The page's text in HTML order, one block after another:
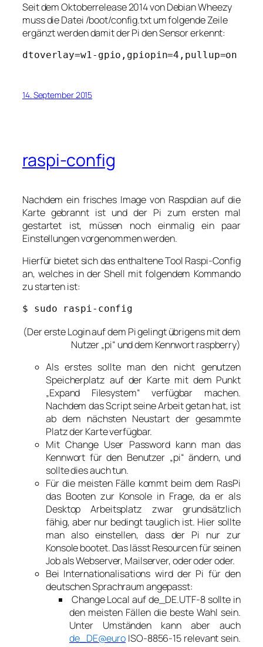
Seit dem Oktoberrelease 2014 von Debian Wheezy
muss die Datei /boot/config.txt um folgende Zeile
ergänzt werden damit der Pi den Sensor erkennt:
dtoverlay=w1-gpio,gpiopin=4,pullup=on
14. September 2015
raspi-config
Nachdem ein frisches Image von Raspdian auf die
Karte gebrannt ist und der Pi zum ersten mal
gestartet ist, müssen noch einmalig ein paar
Einstellungen vorgenommen werden.
Hierfür bietet sich das enthaltene Tool Raspi-Config
an, welches in der Shell mit folgendem Kommando
zu starten ist:
$ sudo raspi-config
(Der erste Login auf dem Pi gelingt übrigens mit dem
Nutzer „pi“ und dem Kennwort raspberry)
Als erstes sollte man den nicht genutzen
Speicherplatz auf der Karte mit dem Punkt
„Expand Filesystem“ verfügbar machen.
Nachdem das Script seine Arbeit getan hat, ist
ab dem nächsten Neustart der gesammte
Platz der Karte verfügbar.
Mit Change User Password kann man das
Kennwort für den Benutzer „pi“ ändern, und
sollte dies auch tun.
Für die meisten Fälle kommt beim dem RasPi
das Booten zur Konsole in Frage, da er als
Desktop Arbeitsplatz zwar grundsätzlich
fähig, aber nur bedingt tauglich ist. Hier sollte
man also einstellen, dass der Pi nur zur
Konsole bootet. Das lässt Resourcen für seinen
Job als Webserver, Mailserver, oder oder oder.
Bei Internationalisations wird der Pi für den
deutschen Sprachraum angepasst:
Change Local auf de_DE.UTF-8 sollte in
den meisten Fällen die beste Wahl sein.
Unter Umständen kann aber auch
de_DE@euro ISO-8856-15 relevant sein.